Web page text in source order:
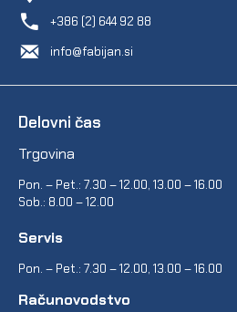
+386 (2) 644 92 88
info@fabijan.si
Delovni čas
Trgovina
Pon. – Pet.: 7.30 – 12.00, 13.00 – 16.00
Sob.: 8.00 – 12.00
Servis
Pon. – Pet.: 7.30 – 12.00, 13.00 – 16.00
Računovodstvo